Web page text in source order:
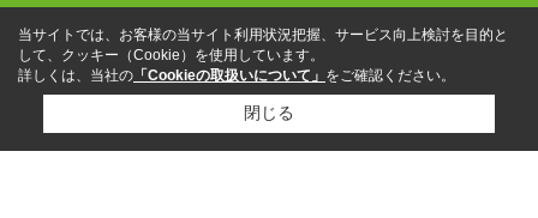
当サイトでは、お客様の当サイト利用状況把握、サービス向上検討を目的と
して、クッキー（Cookie）を使用しています。
詳しくは、当社の 「Cookieの取扱いについて」 をご確認ください。
閉じる